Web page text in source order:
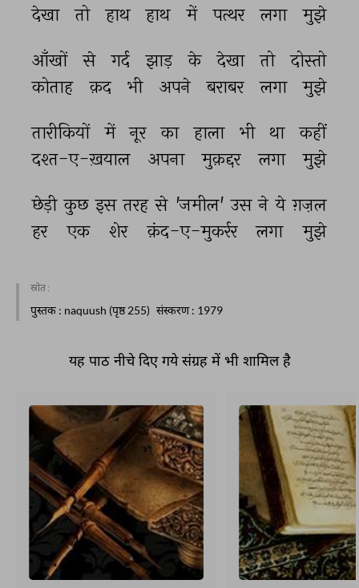
देखा
तो हाथ हाथ में पत्थर लगा मुझे
आँखों से गर्द झाड़ के देखा तो
दोस्तो
कोताह
क़द भी अपने बराबर लगा मुझे
तारीकियों में नूर का हाला भी था
कहीं
दश्त-ए-ख़याल
अपना मुक़द्दर लगा मुझे
छेड़ी कुछ इस तरह से 'जमील' उस ने ये ग़ज़ल
हर
एक शेर क़ंद-ए-मुकर्रर लगा मुझे
स्रोत :
पुस्तक : naquush (पृष्ठ 255) संस्करण: 1979
यह पाठ नीचे दिए गये संग्रह में भी शामिल है